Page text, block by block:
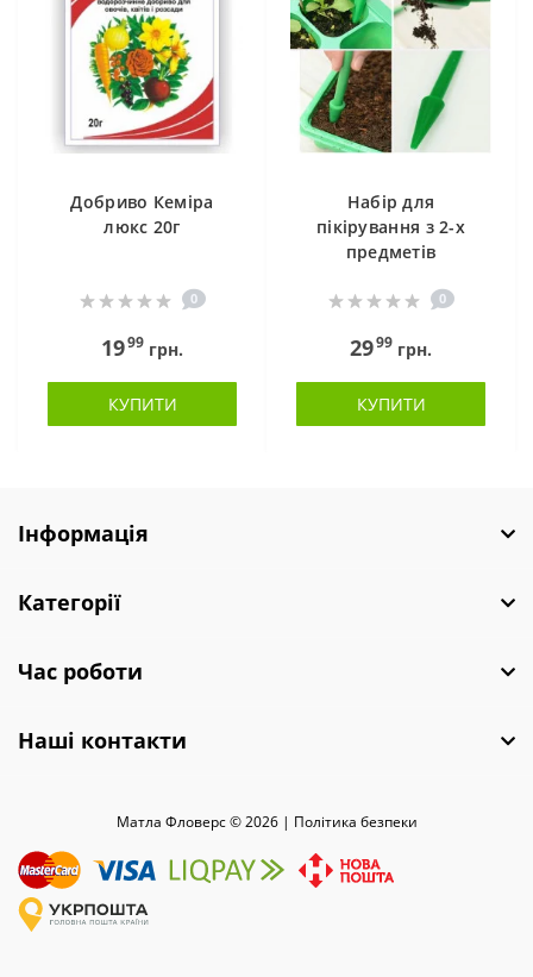
Добриво Кеміра
люкс 20г
0
1999 грн.
КУПИТИ
Набір для
пікірування з 2-х
предметів
0
2999 грн.
КУПИТИ
Інформація
Категорії
Час роботи
Наші контакти
Матла Фловерс © 2026 | Полiтика безпеки